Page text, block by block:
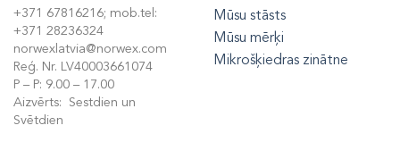
+371 67816216; mob.tel:
+371 28236324
norwexlatvia@norwex.com
Reģ. Nr. LV40003661074
P – P: 9.00 – 17.00
Aizvērts: Sestdien un
Svētdien
Mūsu stāsts
Mūsu mērķi
Mikrošķiedras zinātne